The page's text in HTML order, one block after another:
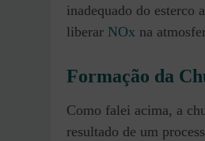
inadequado do esterco
liberar NOx na
Formação da
Como falei acima, a
resultado de um